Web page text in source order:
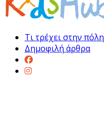
Τι τρέχει στην πόλη
Δημοφιλή άρθρα